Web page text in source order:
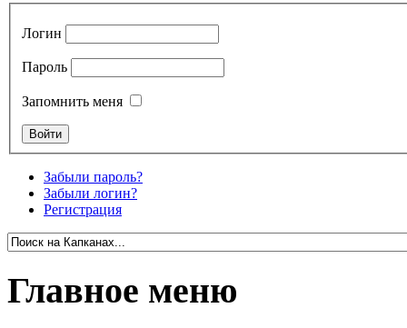
Логин
Пароль
Запомнить меня
Забыли пароль?
Забыли логин?
Регистрация
Главное меню